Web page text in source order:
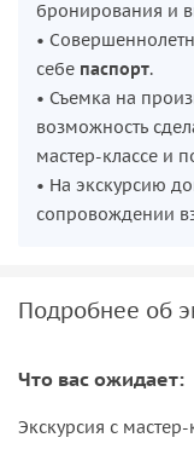
бронирования и
•
себе паспорт.
• Съемка на
возможность
мастер-классе и
• На экскурсию
сопровождении
Подробнее об
Что вас ожидает:
Экскурсия с